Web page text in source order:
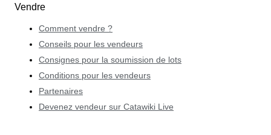
Vendre
Comment vendre ?
Conseils pour les vendeurs
Consignes pour la soumission de lots
Conditions pour les vendeurs
Partenaires
Devenez vendeur sur Catawiki Live